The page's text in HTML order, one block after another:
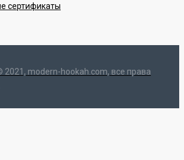
сертификаты
2021, modern-hookah.com, все права